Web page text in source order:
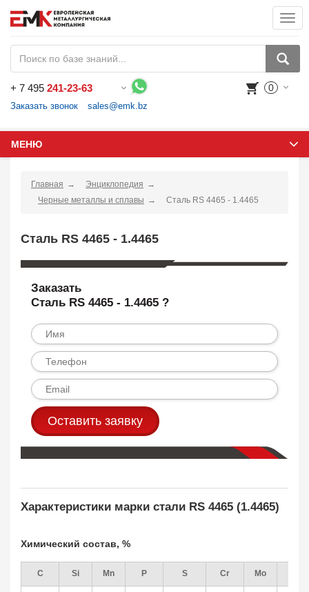
+ 7 495 241-23-63
Заказать звонок sales@emk.bz
0
МЕНЮ
Главная
Энциклопедия
Черные металлы и сплавы
Сталь RS 4465 - 1.4465
Сталь RS 4465 - 1.4465
Заказать
Сталь RS 4465 - 1.4465 ?
Оставить заявку
Характеристики марки стали RS 4465 (1.4465)
Химический состав, %
C Si Mn P S Cr Mo